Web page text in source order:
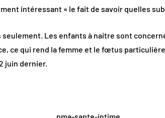
intéressant « le fait de savoir quelles
Les enfants à naitre sont
ce qui rend la femme et le fœtus
juin dernier.